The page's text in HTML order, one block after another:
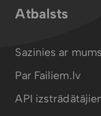
Atbalsts
Sazinies ar mums
Par Failiem.lv
API